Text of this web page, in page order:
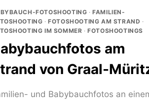
FOTOSHOOTING ·FAMILIEN-
·FOTOSHOOTING AM STRAND ·
IM SOMMER ·FOTOSHOOTINGS
am
von Graal-
und Babybauchfotos an